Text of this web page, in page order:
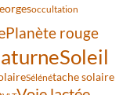
occultation
Planète rouge
Soleil
Sélénétache solaire